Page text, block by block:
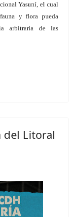
Yasuní, el cual
y flora pueda
arbitraria de las
del Litoral